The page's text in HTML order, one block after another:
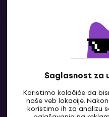
Saglasnost za
Koristimo kolačiće da
naše veb lokacije.
koristimo ih za analizu